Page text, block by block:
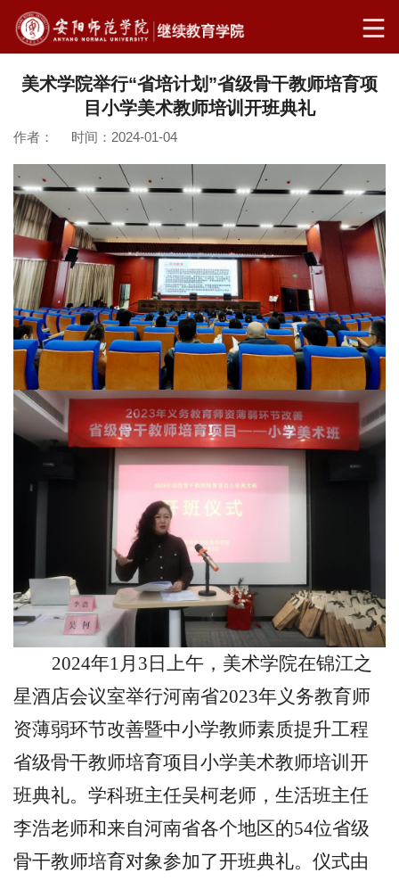
美术学院举行“省培计划”省级骨干教师培育项
目小学美术教师培训开班典礼
作者： 时间：2024-01-04
2024年1月 3 日上午，美术学院在锦江之
星酒店会议室举行河南省2023年义务教育师
资薄弱环节改善暨中小学教师素质提升工程
省级骨干教师培育项目小学美术教师培训开
班典礼。学科班主任吴柯老师，生活班主任
李浩老师和来自河南省各个地区的54位省级
骨干教师培育对象参加了开班典礼。仪式由